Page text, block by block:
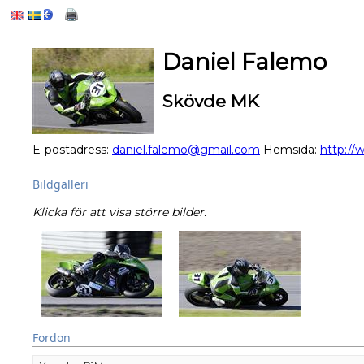
Daniel Falemo
Skövde MK
E-postadress: daniel.falemo@gmail.com Hemsida: http://
Bildgalleri
Klicka för att visa större bilder.
Fordon